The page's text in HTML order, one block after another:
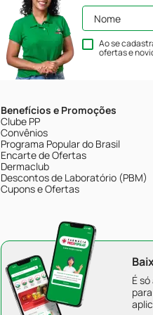
Ao se
ofertas e
Benefícios e Promoções
Clube PP
Convênios
Programa Popular do Brasil
Encarte de Ofertas
Dermaclub
Descontos de Laboratório (PBM)
Cupons e Ofertas
É